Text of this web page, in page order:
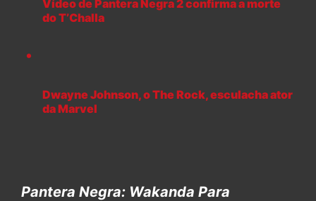
Vídeo de Pantera Negra 2 confirma a morte
do T’Challa
Dwayne Johnson, o The Rock, esculacha ator
da Marvel
Pantera Negra: Wakanda Para